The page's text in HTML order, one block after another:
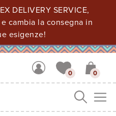
DELIVERY SERVICE,
cambia la consegna in
esigenze!
0 0